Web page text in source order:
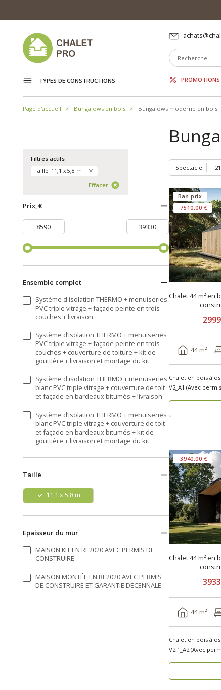
TYPES DE CONSTRUCTIONS PROMOTIONS
Page d'accueil Bungalows en bois Bungalows moderne en bois
Filtres actifs
Taille: 11,1 x 5,8 m
Effacer
Prix, €
Ensemble complet
Système d'isolation THERMO + menuiseries
PVC triple vitrage + façade peinte en trois
couches + livraison
Système d’isolation THERMO + menuiseries
PVC triple vitrage + façade peinte en trois
couches + couverture de toiture + kit de
gouttière + livraison et montage du kit
Système d'isolation THERMO + menuiseries
blanc PVC triple vitrage + couverture de toit
et façade en bardeaux bitumés + livraison
Système d’isolation THERMO + menuiseries
blanc PVC triple vitrage + couverture de toit
et façade en bardeaux bitumés + kit de
gouttière + livraison et montage du kit
Taille
11,1 x 5,8 m
Epaisseur du mur
MAISON KIT EN RE2020 AVEC PERMIS DE
CONSTRUIRE
MAISON MONTÉE EN RE2020 AVEC PERMIS
DE CONSTRUIRE ET GARANTIE DÉCENNALE
Spectacle
Bas prix
-7510.00 €
Chalet 44 m² en
44 m²
Chalet en bois à
-3940.00 €
Chalet 44 m² en
44 m²
Chalet en bois à